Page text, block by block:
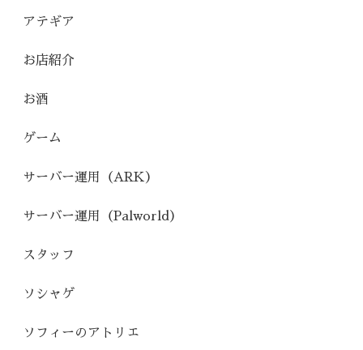
アテギア
お店紹介
お酒
ゲーム
サーバー運用（ARK）
サーバー運用（Palworld）
スタッフ
ソシャゲ
ソフィーのアトリエ